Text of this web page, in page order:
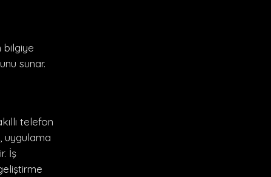
bilgiye
sunar.
telefon
uygulama
İş